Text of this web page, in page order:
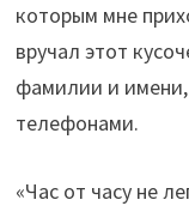
которым мне
вручал этот
фамилии и
телефонами.
«Час от часу не